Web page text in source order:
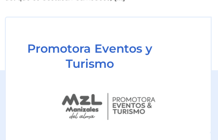
Promotora Eventos y
Turismo